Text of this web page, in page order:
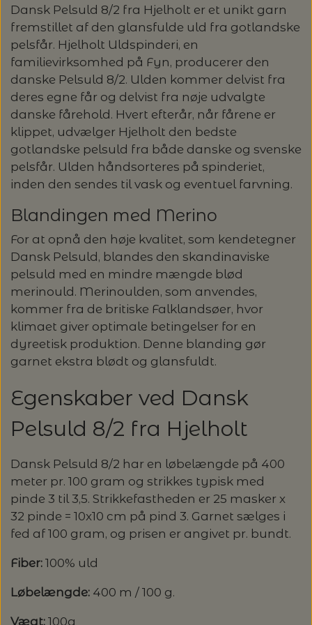
KNITTING FOR OLIVE: HEAVY MERINO -
SPAR 20%
LANG YARNS: LIZA - SPAR 30%
LANG YARNS: CASHMERE PREMIUM -
SPAR 20%
RAUMA GARN: FIVEL - SPAR 20%
KATIA CONCEPT - SPAR 20% PÅ ALLE
KVALITETER
LANG YARNS: CARPE DIEM - SPAR 20%
STRIKKEBØGER PÅ TILBUD
LANG YARNS: SPAR 20% - DESIRE
LANG YARNS: CASHMERE CLASSIC - SPAR
30%
RAUMA: PETUNIA PIMA BOMULDSGARN
PACUALI: SAYAMA - SPAR 15%
GARN
ALLE GARNMÆRKER
CAMAROSE
DESIGN CLUB
DONEGAL - TWEED GARN
FILCOLANA
GARNA - GARN
GEPARD GARN
HJELHOLT
ITO GARN
KAREN KLARBÆK
KATIA CONCEPT
OPSKRIFTER / STRIKKEKITS /
BØGER
STRIKKEOPSKRIFTER & STRIKKEKITS
ANNETTE DANIELSEN
AEGYOKNIT
CAMAROSE
FILCOLANA
HANNE LARSEN STRIK
HANNE RIMMEN DESIGN
HJELHOLT
ISAGER
ISTEX
JOJO KNITWEAR - GARNKITS
KATEGORI
BLUSER/SWEATRE
CARDIGAN/VESTE/SLIPOVER/JAKKER
HELE SÆT
HERREMODELLER
T-SHIRTS OG TOP
TILBEHØR
TØRKLÆDER/SJALER/PONCHOER
STRIKKEBØGER
HÆKLING
MAGASINER
LAINE MAGAZINE
STRIKKETILBEHØR
STRIKKEPINDE
ADDI - RUNDPINDE
KNITPRO - RUNDPINDE
KNITPRO - UDSKIFTELIGE RUNDP. &
WIRES
UDSKIFTELIGE RUNDPINDESÆT
ADDI-CRASY-TRIO
HÆKLENÅLE
BØGER OM HÆKLING
KNAPPER
BOMULDSKNAPPER - ISAGER
SPIL
GLERUP YATZY - SINGLE SÆT M.
TERNINGER
TERNINGER
ULDSÆBE
SONETT – ØKOLOGISK SÆBE OG
EUCALAN
HJELHOLTS ULDVASK
ISAGER - ULDSÆBE/WOOLSOAP
ADDI-TO-GO
COCOKNITS
ELASTIKKER
GARNVINDER / KRYDSNØGLEAPPARAT
BRODERI OG SYTILBEHØR
BRODERIGARN
BALDYRE - BRODERI
FRU ZIPPE - BRODERI
POMP STICH
PERMIN - BRODERI
SAKSE
STRIKKENÅLE, SYNÅLE OG PUNCHNÅLE
SYTRÅD
RE:DESIGNED, HJEMMESKO
M.M.
RE:DESIGNED - PROJEKTTASKER I LÆDER
GLERUPS HJEMMESKO
GLERUPS SKO
GLERUPS TØFFEL
GLERUPS STØVLE
GLERUPS BØRN OG BABY
GLERUPS FILTSÅLER
HAFLINGER SKO - UDE OG INDE
VOKSEN HJEMMESKO
SILKEBORG ULDSPINDERI
PLAIDER
MUUD LIVING
TASKER - MUUD LIVING
TILBEHØR - MUUD LIVING
OMNIOUTIL - JAPANSKE SPANDE -
HACHIMAN
GAVEKORT
OM OS
KONTAKT
ÅBNINGSTIDER
Dansk Pelsuld 8/2 fra Hjelholt er et unikt garn
fremstillet af den glansfulde uld fra gotlandske
pelsfår. Hjelholt Uldspinderi, en
familievirksomhed på Fyn, producerer den
danske Pelsuld 8/2. Ulden kommer delvist fra
deres egne får og delvist fra nøje udvalgte
danske fårehold. Hvert efterår, når fårene er
klippet, udvælger Hjelholt den bedste
gotlandske pelsuld fra både danske og svenske
pelsfår. Ulden håndsorteres på spinderiet,
inden den sendes til vask og eventuel farvning.
Blandingen med Merino
For at opnå den høje kvalitet, som kendetegner
Dansk Pelsuld, blandes den skandinaviske
pelsuld med en mindre mængde blød
merinould. Merinoulden, som anvendes,
kommer fra de britiske Falklandsøer, hvor
klimaet giver optimale betingelser for en
dyreetisk produktion. Denne blanding gør
garnet ekstra blødt og glansfuldt.
Egenskaber ved Dansk
Pelsuld 8/2 fra Hjelholt
Dansk Pelsuld 8/2 har en løbelængde på 400
meter pr. 100 gram og strikkes typisk med
pinde 3 til 3,5. Strikkefastheden er 25 masker x
32 pinde = 10x10 cm på pind 3. Garnet sælges i
fed af 100 gram, og prisen er angivet pr. bundt.
Fiber: 100% uld
Løbelængde: 400 m / 100 g.
Vægt: 100g